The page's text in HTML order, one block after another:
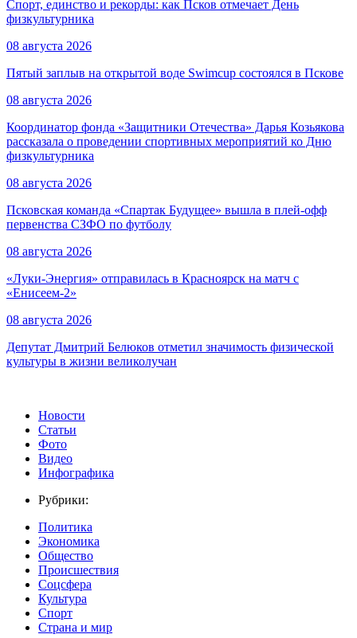
Спорт, единство и рекорды: как Псков отмечает День
физкультурника
08 августа 2026
Пятый заплыв на открытой воде Swimcup состоялся в Пскове
08 августа 2026
Координатор фонда «Защитники Отечества» Дарья Козьякова
рассказала о проведении спортивных мероприятий ко Дню
физкультурника
08 августа 2026
Псковская команда «Спартак Будущее» вышла в плей-офф
первенства СЗФО по футболу
08 августа 2026
«Луки-Энергия» отправилась в Красноярск на матч с
«Енисеем-2»
08 августа 2026
Депутат Дмитрий Белюков отметил значимость физической
культуры в жизни великолучан
Новости
Статьи
Фото
Видео
Инфографика
Рубрики:
Политика
Экономика
Общество
Происшествия
Соцсфера
Культура
Спорт
Страна и мир